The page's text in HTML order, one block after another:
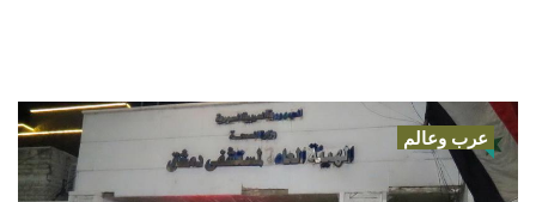
عرب وعالم